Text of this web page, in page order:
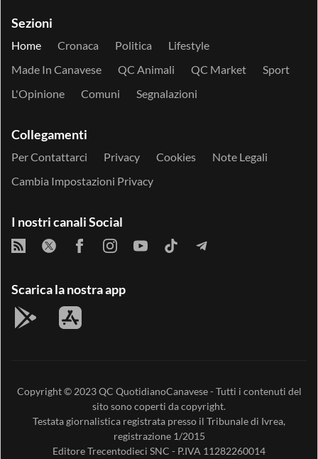
Sezioni
Home Cronaca Politica
Lifestyle
Made In Canavese
QC Animali QC Market
Sport
L'Opinione
Comuni Segnalazioni
Collegamenti
Per Contattarci Privacy Cookies
Note Legali
Cambia Impostazioni Privacy
I nostri canali Social
Scarica la nostra app
Copyright © 2023QC QuotidianoCanavese- Tutti i contenuti del
sito sono coperti da copyright.
Testata giornalistica registrata presso il Tribunale di Ivrea,
registrazione 1/2015
EditoreTrecentodieci SNC - P.IVA 11282260014